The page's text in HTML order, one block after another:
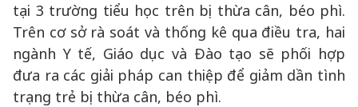
tại 3 trường tiểu học trên bị thừa cân, béo phì.
Trên cơ sở rà soát và thống kê qua điều tra, hai
ngành Y tế, Giáo dục và Đào tạo sẽ phối hợp
đưa ra các giải pháp can thiệp để giảm dần tình
trạng trẻ bị thừa cân, béo phì.